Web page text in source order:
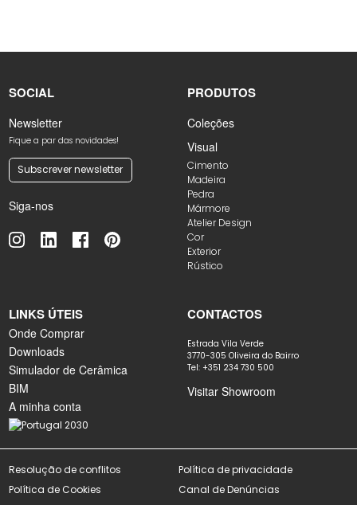
SOCIAL
Newsletter
Fique a par das novidades!
Subscrever newsletter
Siga-nos
PRODUTOS
Coleções
Visual
Cimento
Madeira
Pedra
Mármore
Atelier Design
Cor
Exterior
Rústico
LINKS ÚTEIS
Onde Comprar
Downloads
Simulador de Cerâmica
BIM
A minha conta
CONTACTOS
Estrada Vila Verde
3770-305 Oliveira do Bairro
Tel: +351 234 730 500
Visitar Showroom
Resolução de conflitos
Política de privacidade
Política de Cookies
Canal de Denúncias